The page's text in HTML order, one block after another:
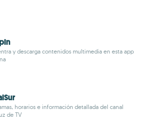
y descarga contenidos multimedia en esta app
horarios e información detallada del canal
de TV